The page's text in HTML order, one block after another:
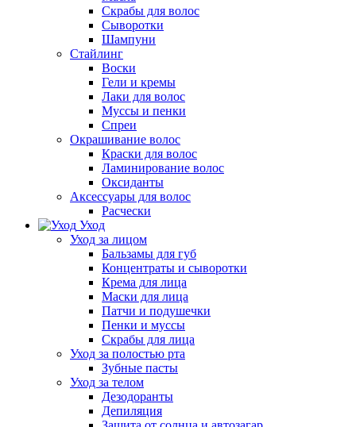
Скрабы для волос
Сыворотки
Шампуни
Стайлинг
Воски
Гели и кремы
Лаки для волос
Муссы и пенки
Спреи
Окрашивание волос
Краски для волос
Ламинирование волос
Оксиданты
Аксессуары для волос
Расчески
Уход
Уход за лицом
Бальзамы для губ
Концентраты и сыворотки
Крема для лица
Маски для лица
Патчи и подушечки
Пенки и муссы
Скрабы для лица
Уход за полостью рта
Зубные пасты
Уход за телом
Дезодоранты
Депиляция